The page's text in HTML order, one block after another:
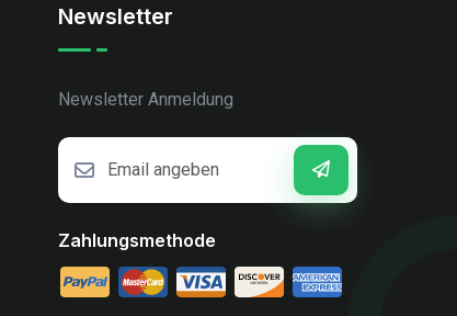
Newsletter
Newsletter Anmeldung
Zahlungsmethode